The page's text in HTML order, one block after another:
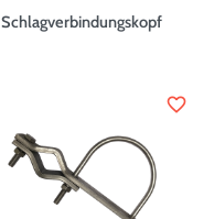
Schlagverbindungskopf
favorite_border